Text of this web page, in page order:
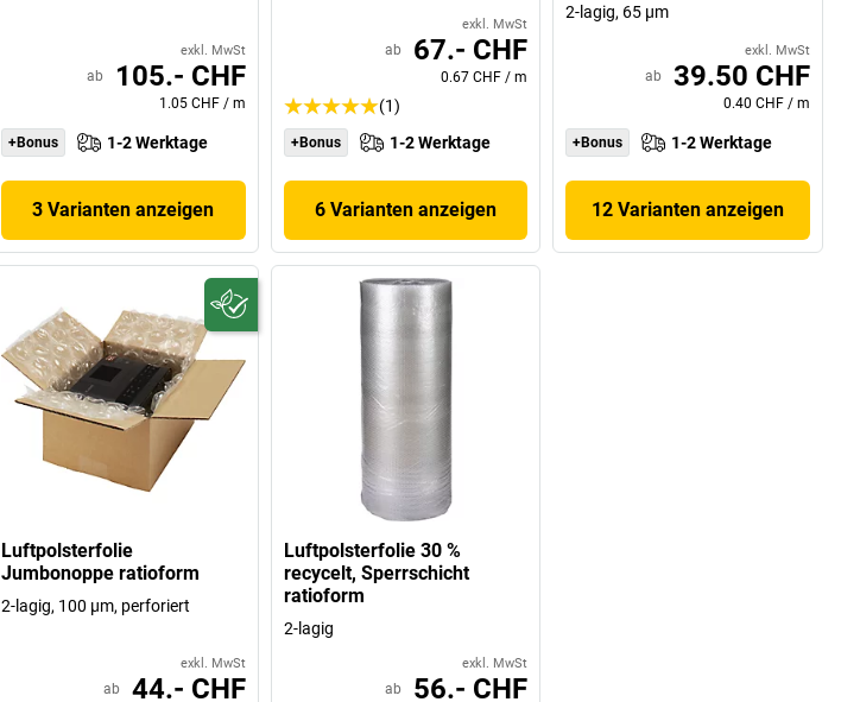
exkl. MwSt
ab 105.- CHF
1.05 CHF / m
+Bonus 1-2 Werktage
3 Varianten anzeigen
exkl. MwSt
ab 67.- CHF
0.67 CHF /m
(1)
+Bonus 1-2 Werktage
6 Varianten anzeigen
2-lagig, 65 µm
exkl. MwSt
ab 39.50 CHF
0.40 CHF / m
+Bonus 1-2 Werktage
12 Varianten anzeigen
Luftpolsterfolie
Jumbonoppe ratioform
2-lagig, 100 µm, perforiert
exkl. MwSt
ab 44.- CHF
Luftpolsterfolie 30 %
recycelt, Sperrschicht
ratioform
2-lagig
exkl. MwSt
ab 56.- CHF